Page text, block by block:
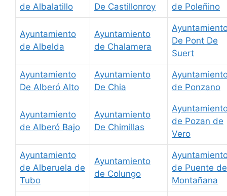
de Albalatillo
De Castillonroy
de Poleñino
Ayuntamiento
de Albelda
Ayuntamiento
de Chalamera
De Pont De
Suert
Ayuntamiento
De Alberó Alto
Ayuntamiento
De Chia
de Ponzano
Ayuntamiento
de Alberó Bajo
Ayuntamiento
De Chimillas
de Pozan de
Vero
Ayuntamiento
de Alberuela de
Tubo
Ayuntamiento
de Colungo
de Puente de
Montañana